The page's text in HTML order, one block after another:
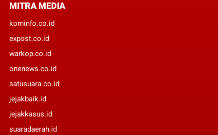
MITRA MEDIA
kominfo.co.id
expost.co.id
warkop.co.id
onenews.co.id
satusuara.co.id
jejakbaik.id
jejakkasus.id
suaradaerah.id